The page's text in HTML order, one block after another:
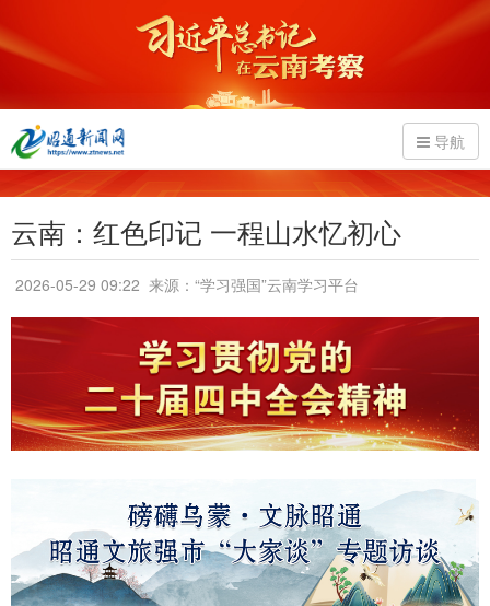
导航
云南：红色印记 一程山水忆初心
2026-05-29 09:22 来源：“学习强国”云南学习平台